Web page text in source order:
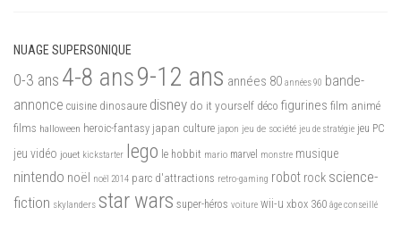
NUAGE SUPERSONIQUE
0-3 ans 4-8 ans9-12 ans années 80 années 90 bande-
annonce cuisine dinosaure disney do it yourself déco figurines film animé
films halloween heroic-fantasy japan culture japon jeu de société jeu de stratégie jeu PC
jeu vidéo jouet kickstarter lego le hobbit mario marvel monstre musique
nintendo noël noël 2014 parc d'attractions retro-gaming robot rock science-
fiction skylanders star wars super-héros voiture wii-u xbox 360 âge conseillé